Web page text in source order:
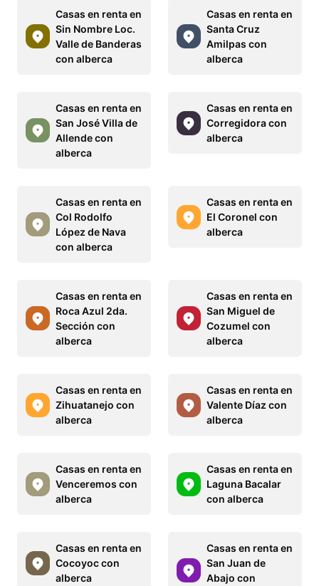
Casas en renta en
Sin Nombre Loc.
Valle de Banderas
con alberca
Casas en renta en
Santa Cruz
Amilpas con
alberca
Casas en renta en
San José Villa de
Allende con
alberca
Casas en renta en
Corregidora con
alberca
Casas en renta en
Col Rodolfo
López de Nava
con alberca
Casas en renta en
El Coronel con
alberca
Casas en renta en
Roca Azul 2da.
Sección con
alberca
Casas en renta en
San Miguel de
Cozumel con
alberca
Casas en renta en
Zihuatanejo con
alberca
Casas en renta en
Valente Díaz con
alberca
Casas en renta en
Venceremos con
alberca
Casas en renta en
Laguna Bacalar
con alberca
Casas en renta en
Cocoyoc con
alberca
Casas en renta en
San Juan de
Abajo con